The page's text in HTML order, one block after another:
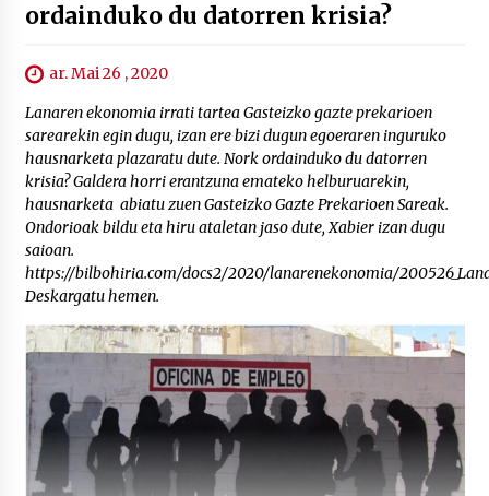
ordainduko du datorren krisia?
ar. Mai 26 , 2020
Lanaren ekonomia irrati tartea Gasteizko gazte prekarioen
sarearekin egin dugu, izan ere bizi dugun egoeraren inguruko
hausnarketa plazaratu dute. Nork ordainduko du datorren
krisia? Galdera horri erantzuna emateko helburuarekin,
hausnarketa abiatu zuen Gasteizko Gazte Prekarioen Sareak.
Ondorioak bildu eta hiru ataletan jaso dute, Xabier izan dugu
saioan.
https://bilbohiria.com/docs2/2020/lanarenekonomia/
Deskargatu hemen.